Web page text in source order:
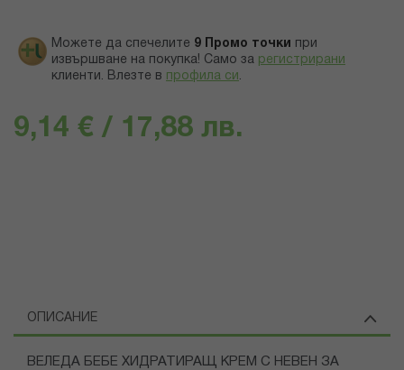
Можете да спечелите 9 Промо точки
при
извършване на покупка! Само за регистрирани
клиенти. Влезте в профила си .
9,14 € / 17,88 лв.
ОПИСАНИЕ
ВЕЛЕДА БЕБЕ ХИДРАТИРАЩ КРЕМ С НЕВЕН ЗА